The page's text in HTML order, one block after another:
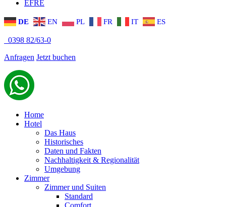
EFRE
DE EN PL FR IT ES
0398 82/63-0
Anfragen Jetzt buchen
Home
Hotel
Das Haus
Historisches
Daten und Fakten
Nachhaltigkeit & Regionalität
Umgebung
Zimmer
Zimmer und Suiten
Standard